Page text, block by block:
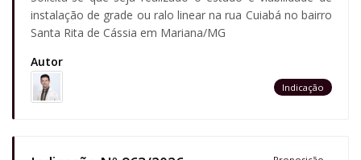
instalação de grade ou ralo linear na rua Cuiabá no bairro
Santa Rita de Cássia em Mariana/MG
Autor
Indicação